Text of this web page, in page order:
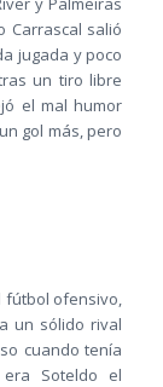
Carrascal salió
jugada y poco
un tiro libre
el mal humor
gol más, pero
ofensivo,
un sólido rival
cuando tenía
Soteldo el